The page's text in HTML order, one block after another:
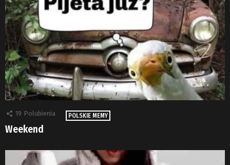
19 Polubienia POLSKIE MEMY
Weekend